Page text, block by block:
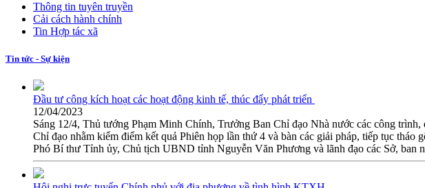
Thông tin tuyên truyền
Cải cách hành chính
Tin Hợp tác xã
Tin tức - Sự kiện
Đầu tư công kích hoạt các hoạt động kinh tế, thúc đẩy phát triển
12/04/2023
Sáng 12/4, Thủ tướng Phạm Minh Chính, Trưởng Ban Chỉ đạo Nhà nước các công
Chỉ đạo nhằm kiểm điểm kết quả Phiên họp lần thứ 4 và bàn các giải pháp, tiếp tục
Phó Bí thư Tỉnh ủy, Chủ tịch UBND tỉnh Nguyễn Văn Phương và lãnh đạo các Sở, ban